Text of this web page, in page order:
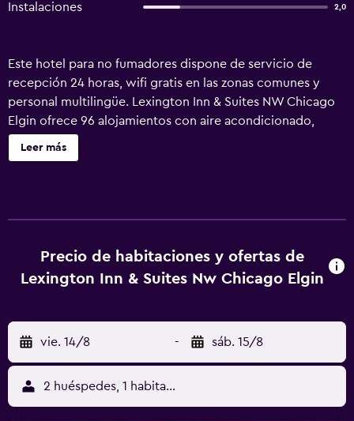
Instalaciones 2,0
Este hotel para no fumadores dispone de servicio de
recepción 24 horas, wifi gratis en las zonas comunes y
personal multilingüe. Lexington Inn & Suites NW Chicago
Elgin ofrece 96 alojamientos con aire acondicionado,
secador de pelo y artículos de higiene personal gratuitos.
Se ofrece una televisión LED de 43 pulgadas con canales
gratuitas (pueden existir restricciones). Se ofrece servicio
de limpieza todos los días.
Leer más
Precio de habitaciones y ofertas de
Lexington Inn & Suites Nw Chicago Elgin
vie. 14/8 - sáb. 15/8
2 huéspedes, 1 habitación